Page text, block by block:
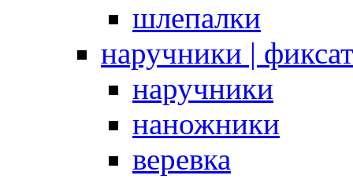
шлепалки
наручники |
наручники
наножники
веревка